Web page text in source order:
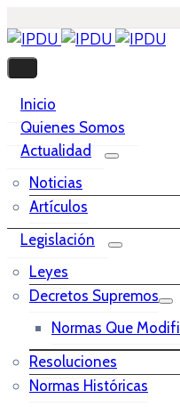
Inicio
Quienes Somos
Actualidad
Noticias
Artículos
Legislación
Leyes
Decretos Supremos
Normas Que
Resoluciones
Normas Históricas